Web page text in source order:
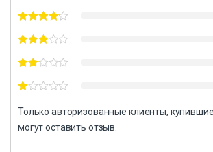
Только авторизованные клиенты,
могут оставить отзыв.